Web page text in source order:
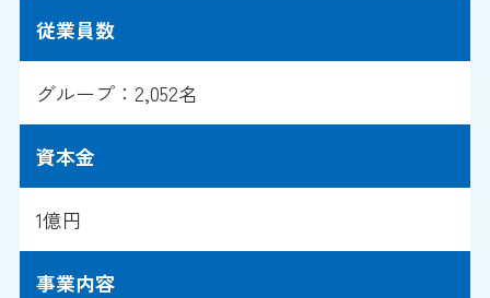
従業員数
グループ：2,052名
資本金
1億円
事業内容